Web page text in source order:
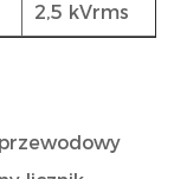
2,5 kVrms